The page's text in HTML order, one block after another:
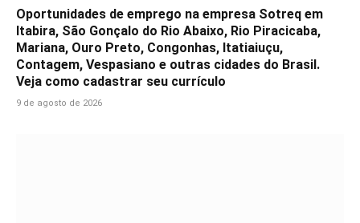
Oportunidades de emprego na empresa Sotreq em
Itabira, São Gonçalo do Rio Abaixo, Rio Piracicaba,
Mariana, Ouro Preto, Congonhas, Itatiaiuçu,
Contagem, Vespasiano e outras cidades do Brasil.
Veja como cadastrar seu currículo
9 de agosto de 2026